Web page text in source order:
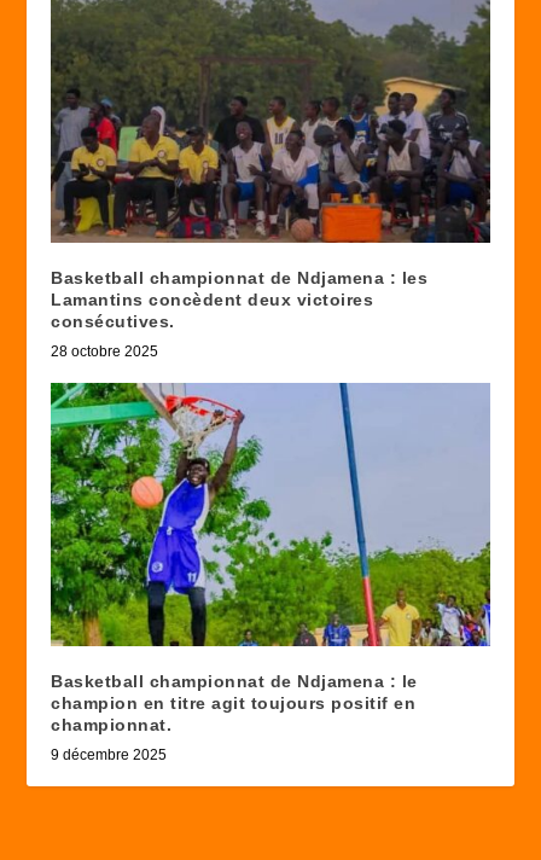
Basketball championnat de Ndjamena : les
Lamantins concèdent deux victoires
consécutives.
28 octobre 2025
Basketball championnat de Ndjamena : le
champion en titre agit toujours positif en
championnat.
9 décembre 2025